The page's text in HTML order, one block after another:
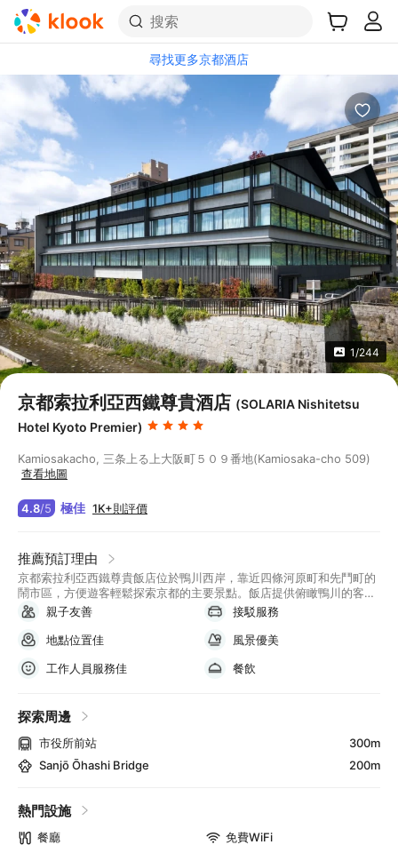
搜索
尋找更多京都酒店
1/244
京都索拉利亞西鐵尊貴酒店 (SOLARIA Nishitetsu
Hotel Kyoto Premier)
Kamiosakacho, 三条上る上大阪町５０９番地(Kamiosaka-cho 509)
查看地圖
4.8/5 極佳 1K+則評價
推薦預訂理由
京都索拉利亞西鐵尊貴飯店位於鴨川西岸，靠近四條河原町和先鬥町的
鬧市區，方便遊客輕鬆探索京都的主要景點。飯店提供俯瞰鴨川的客
房，讓您在舒適的環境中享受美麗的河景。設施方面，飯店設有大浴
場，讓您在簡約現代的日式空間和花園中體驗四季變化的自然風光。無
論想度假放鬆還是深度探索京都，這裡都為您提供理想的住宿選擇，讓
親子友善
接駁服務
地點位置佳
風景優美
工作人員服務佳
餐飲
探索周邊
市役所前站
300m
Sanjō Ōhashi Bridge
200m
熱門設施
餐廳
免費WiFi